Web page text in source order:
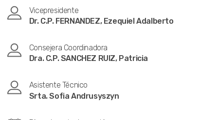
Vicepresidente
Dr. C.P. FERNANDEZ, Ezequiel Adalberto
Consejera Coordinadora
Dra. C.P. SANCHEZ RUIZ, Patricia
Asistente Técnico
Srta. Sofia Andrusyszyn